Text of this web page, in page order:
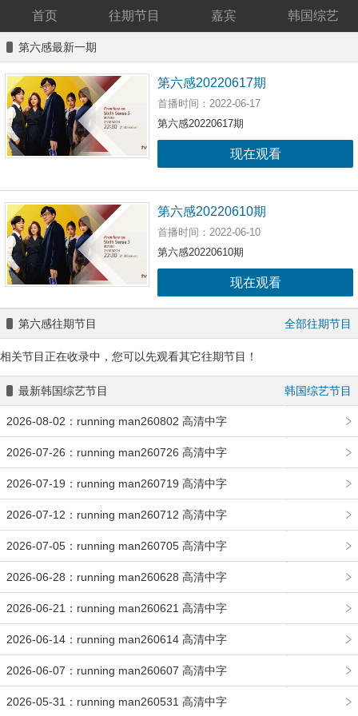
首页 往期节目 嘉宾 韩国综艺
第六感最新一期
第六感20220617期
首播时间：2022-06-17
第六感20220617期
现在观看
第六感20220610期
首播时间：2022-06-10
第六感20220610期
现在观看
第六感往期节目 全部往期节目
相关节目正在收录中，您可以先观看其它往期节目！
最新韩国综艺节目 韩国综艺节目
2026-08-02：running man260802 高清中字
2026-07-26：running man260726 高清中字
2026-07-19：running man260719 高清中字
2026-07-12：running man260712 高清中字
2026-07-05：running man260705 高清中字
2026-06-28：running man260628 高清中字
2026-06-21：running man260621 高清中字
2026-06-14：running man260614 高清中字
2026-06-07：running man260607 高清中字
2026-05-31：running man260531 高清中字